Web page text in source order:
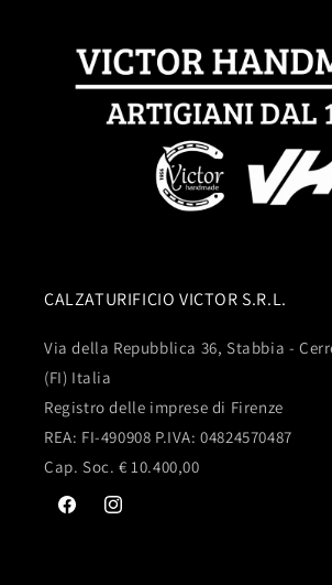
CALZATURIFICIO VICTOR S.R.L.
Via della Repubblica 36, Stabbia -
(FI) Italia
Registro delle imprese di Firenze
REA: FI-490908 P.IVA: 04824570487
Cap. Soc. € 10.400,00
FacebookInstagram